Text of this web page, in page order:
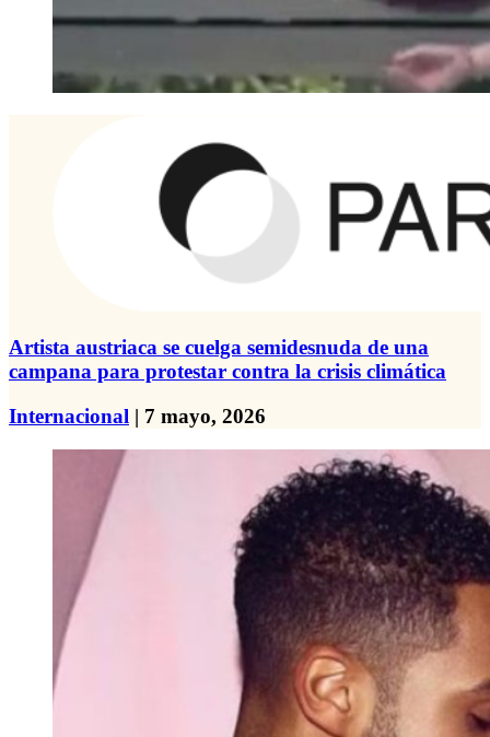
Artista austriaca se cuelga semidesnuda de una
campana para protestar contra la crisis climática
Internacional | 7 mayo, 2026